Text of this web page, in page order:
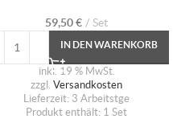
59,50€ Set
IN DEN WARENKORB
inkl. 19 % MwSt.
zzgl.Versandkosten
Lieferzeit: 3 Arbeitstge
Produkt enthält: 1Set